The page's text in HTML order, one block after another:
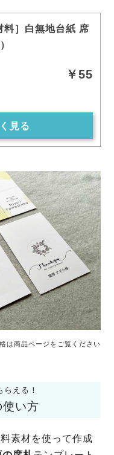
料］白無地台紙 席
￥55
見る
は商品ページをご覧ください
える！
い方
素材を使って作成